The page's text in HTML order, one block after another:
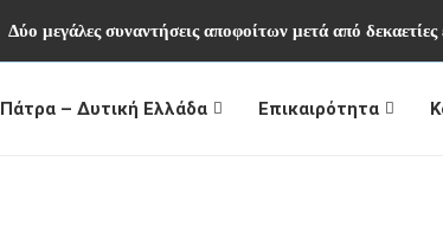
Δύο μεγάλες συναντήσεις αποφοίτων μετά από
Πάτρα – Δυτική Ελλάδα Επικαιρότητα